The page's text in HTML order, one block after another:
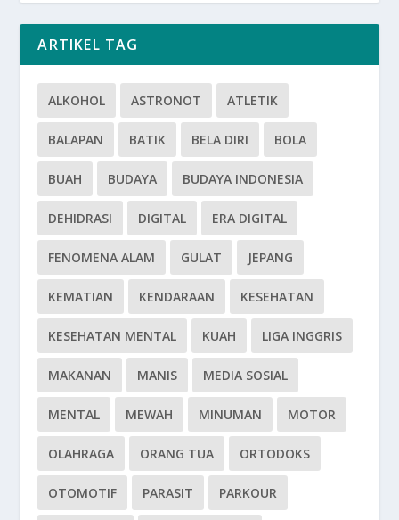
ARTIKEL TAG
ALKOHOL ASTRONOT ATLETIK
BALAPAN BATIK BELA DIRI BOLA
BUAH BUDAYA BUDAYA INDONESIA
DEHIDRASI DIGITAL ERA DIGITAL
FENOMENA ALAM GULAT JEPANG
KEMATIAN KENDARAAN KESEHATAN
KESEHATAN MENTAL KUAH LIGA INGGRIS
MAKANAN MANIS MEDIA SOSIAL
MENTAL MEWAH MINUMAN MOTOR
OLAHRAGA ORANG TUA ORTODOKS
OTOMOTIF PARASIT PARKOUR